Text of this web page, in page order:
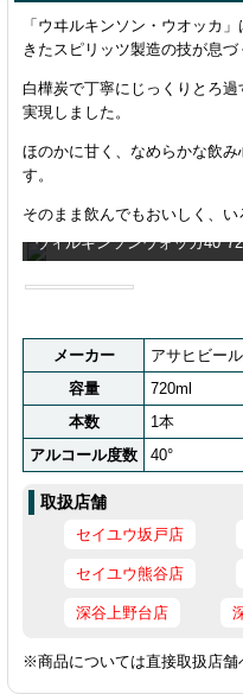
「ウヰルキンソン・ウオッカ
きたスピリッツ製造の技が息づ
白樺炭で丁寧にじっくりとろ
実現しました。
ほのかに甘く、なめらかな飲
す。
そのまま飲んでもおいしく、
ウィルキンソンウォッカ
メーカー
アサヒビール
容量
720ml
本数
1本
アルコール度数
40°
取扱店舗
セイユウ坂戸店
セイユウ熊谷店
深谷上野台店
※商品については直接取扱店舗